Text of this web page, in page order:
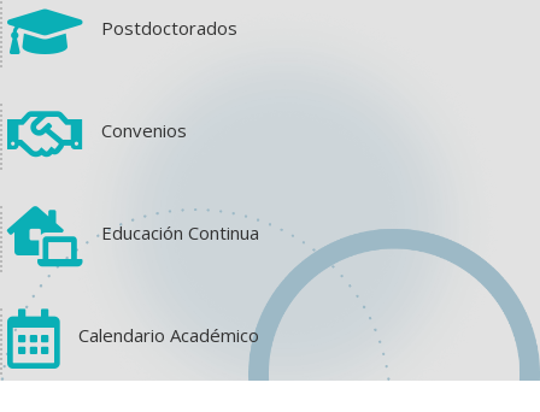
 Postdoctorados
 Convenios
 Educación Continua
 Calendario Académico